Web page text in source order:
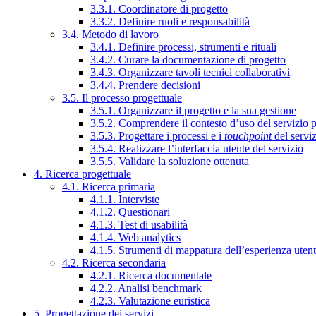
3.3.1. Coordinatore di progetto
3.3.2. Definire ruoli e responsabilità
3.4. Metodo di lavoro
3.4.1. Definire processi, strumenti e rituali
3.4.2. Curare la documentazione di progetto
3.4.3. Organizzare tavoli tecnici collaborativi
3.4.4. Prendere decisioni
3.5. Il processo progettuale
3.5.1. Organizzare il progetto e la sua gestione
3.5.2. Comprendere il contesto d’uso del servizio
3.5.3. Progettare i processi e i touchpointdel
3.5.4. Realizzare l’interfaccia utente del servizio
3.5.5. Validare la soluzione ottenuta
4. Ricerca progettuale
4.1. Ricerca primaria
4.1.1. Interviste
4.1.2. Questionari
4.1.3. Test di usabilità
4.1.4. Web analytics
4.1.5. Strumenti di mappatura dell’esperienza
4.2. Ricerca secondaria
4.2.1. Ricerca documentale
4.2.2. Analisi benchmark
4.2.3. Valutazione euristica
5. Progettazione dei servizi